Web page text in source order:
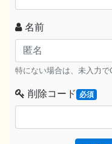
名前
特にない場合は、未入力で
削除コード 必須